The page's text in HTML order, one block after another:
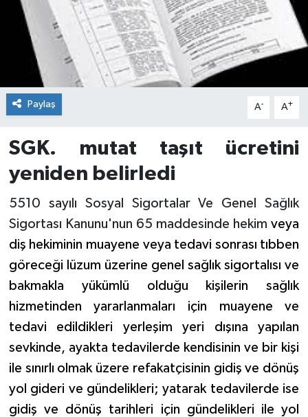
Paylaş A- A+
SGK. mutat taşıt ücretini
yeniden belirledi
5510 sayılı Sosyal Sigortalar Ve Genel Sağlık
Sigortası Kanunu'nun 65 maddesinde hekim veya
diş hekiminin muayene veya tedavi sonrası tıbben
göreceği lüzum üzerine genel sağlık sigortalısı ve
bakmakla yükümlü olduğu kişilerin sağlık
hizmetinden yararlanmaları için muayene ve
tedavi edildikleri yerleşim yeri dışına yapılan
sevkinde, ayakta tedavilerde kendisinin ve bir kişi
ile sınırlı olmak üzere refakatçisinin gidiş ve dönüş
yol gideri ve gündelikleri; yatarak tedavilerde ise
gidiş ve dönüş tarihleri için gündelikleri ile yol